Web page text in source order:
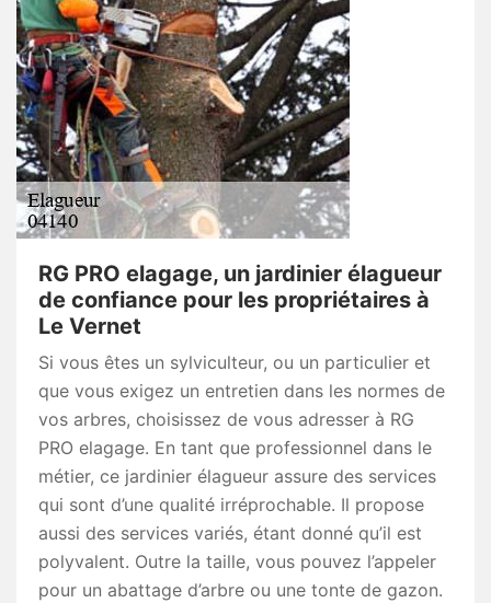
RG PRO elagage, un jardinier élagueur
de confiance pour les propriétaires à
Le Vernet
Si vous êtes un sylviculteur, ou un particulier et
que vous exigez un entretien dans les normes de
vos arbres, choisissez de vous adresser à RG
PRO elagage. En tant que professionnel dans le
métier, ce jardinier élagueur assure des services
qui sont d’une qualité irréprochable. Il propose
aussi des services variés, étant donné qu’il est
polyvalent. Outre la taille, vous pouvez l’appeler
pour un abattage d’arbre ou une tonte de gazon.